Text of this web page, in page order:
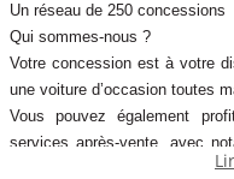
Un réseau de 250 concessions
Qui sommes-nous ?
Votre concession est à votre
une voiture d’occasion toutes
Vous pouvez également
services après-vente, avec